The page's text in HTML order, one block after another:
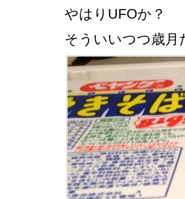
やはりUFOか？
そういいつつ歳月